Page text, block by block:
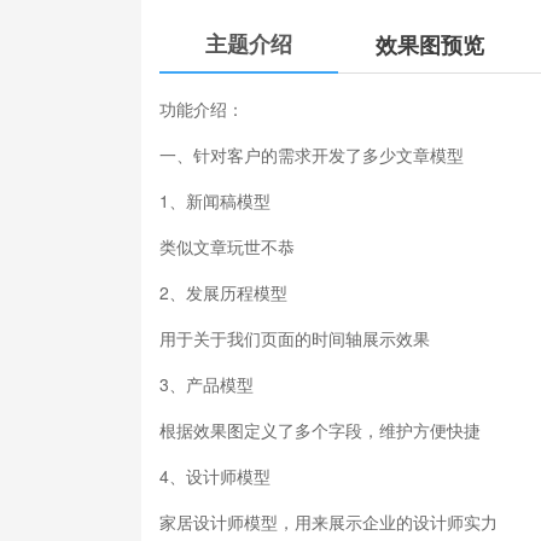
主题介绍 效果图预览
功能介绍：
一、针对客户的需求开发了多少文章模型
1、新闻稿模型
类似文章玩世不恭
2、发展历程模型
用于关于我们页面的时间轴展示效果
3、产品模型
根据效果图定义了多个字段，维护方便快捷
4、设计师模型
家居设计师模型，用来展示企业的设计师实力